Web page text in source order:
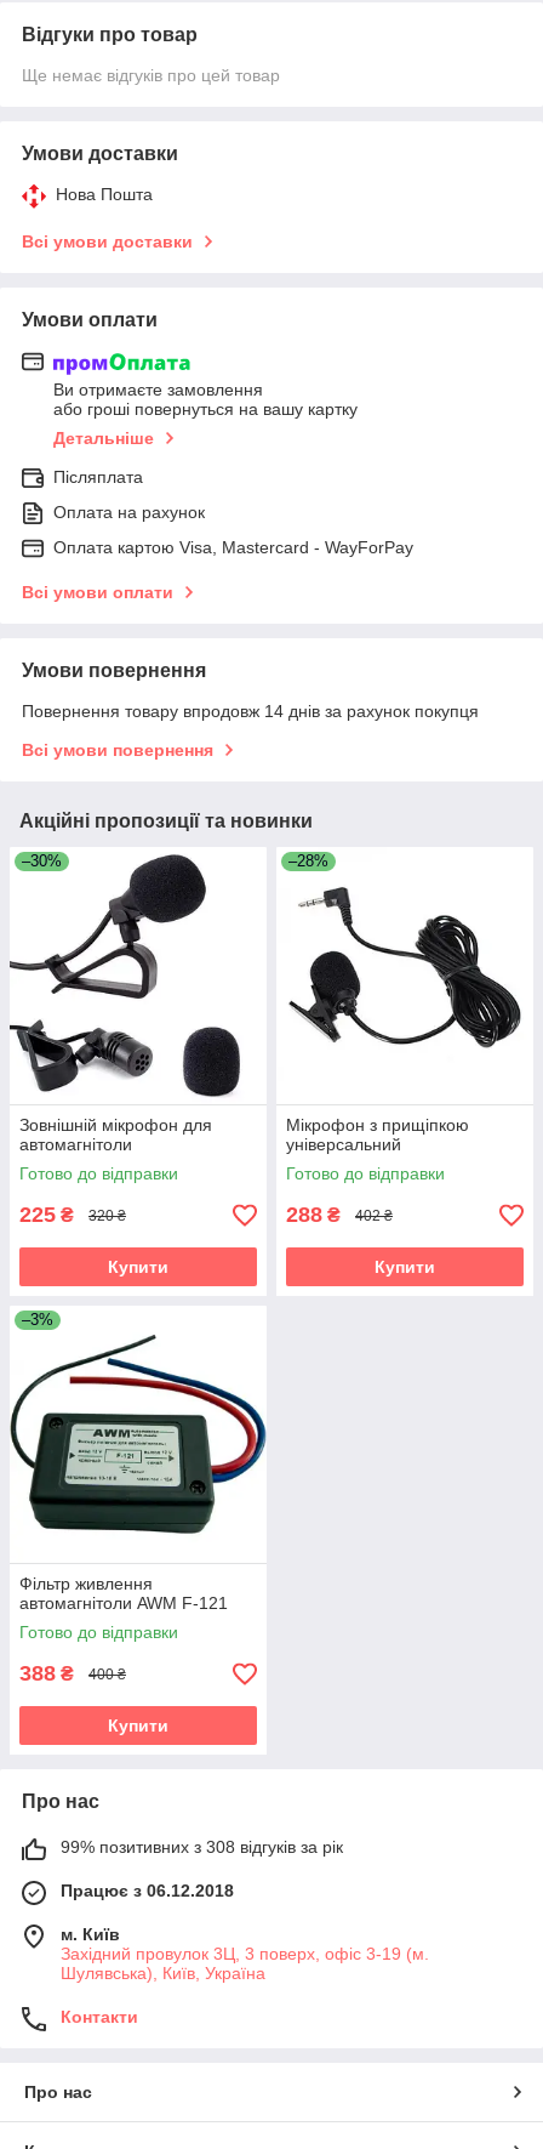
Відгуки про товар
Ще немає відгуків про цей товар
Умови доставки
Нова Пошта
Всі умови доставки
Умови оплати
Ви отримаєте замовлення
або гроші повернуться на вашу картку
Детальніше
Післяплата
Оплата на рахунок
Оплата картою Visa, Mastercard - WayForPay
Всі умови оплати
Умови повернення
Повернення товару впродовж 14 днів за рахунок покупця
Всі умови повернення
Акційні пропозиції та новинки
–30%
Зовнішній мікрофон для
автомагнітоли
Готово до відправки
225 ₴ 320 ₴
Купити
–28%
Мікрофон з прищіпкою
універсальний
Готово до відправки
288 ₴ 402 ₴
Купити
–3%
Фільтр живлення
автомагнітоли AWM F-121
Готово до відправки
388 ₴ 400 ₴
Купити
Про нас
99% позитивних з 308 відгуків за рік
Працює з 06.12.2018
м. Київ
Західний провулок 3Ц, 3 поверх, офіс 3-19 (м.
Шулявська), Київ, Україна
Контакти
Про нас